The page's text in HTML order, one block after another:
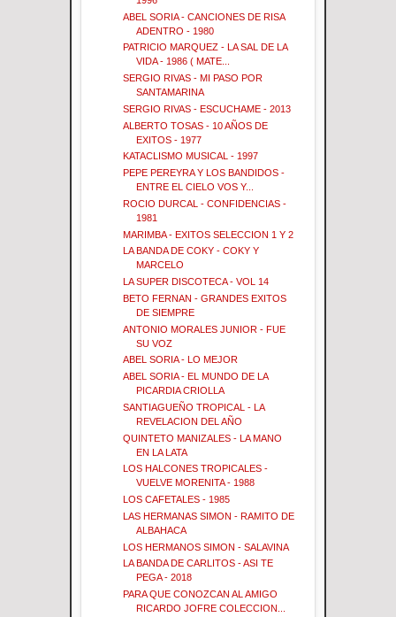
ABEL SORIA - CANCIONES DE RISA
ADENTRO - 1980
PATRICIO MARQUEZ - LA SAL DE LA
VIDA - 1986 ( MATE...
SERGIO RIVAS - MI PASO POR
SANTAMARINA
SERGIO RIVAS - ESCUCHAME - 2013
ALBERTO TOSAS - 10 AÑOS DE
EXITOS - 1977
KATACLISMO MUSICAL - 1997
PEPE PEREYRA Y LOS BANDIDOS -
ENTRE EL CIELO VOS Y...
ROCIO DURCAL - CONFIDENCIAS -
1981
MARIMBA - EXITOS SELECCION 1 Y 2
LA BANDA DE COKY - COKY Y
MARCELO
LA SUPER DISCOTECA - VOL 14
BETO FERNAN - GRANDES EXITOS
DE SIEMPRE
ANTONIO MORALES JUNIOR - FUE
SU VOZ
ABEL SORIA - LO MEJOR
ABEL SORIA - EL MUNDO DE LA
PICARDIA CRIOLLA
SANTIAGUEÑO TROPICAL - LA
REVELACION DEL AÑO
QUINTETO MANIZALES - LA MANO
EN LA LATA
LOS HALCONES TROPICALES -
VUELVE MORENITA - 1988
LOS CAFETALES - 1985
LAS HERMANAS SIMON - RAMITO DE
ALBAHACA
LOS HERMANOS SIMON - SALAVINA
LA BANDA DE CARLITOS - ASI TE
PEGA - 2018
PARA QUE CONOZCAN AL AMIGO
RICARDO JOFRE COLECCION...